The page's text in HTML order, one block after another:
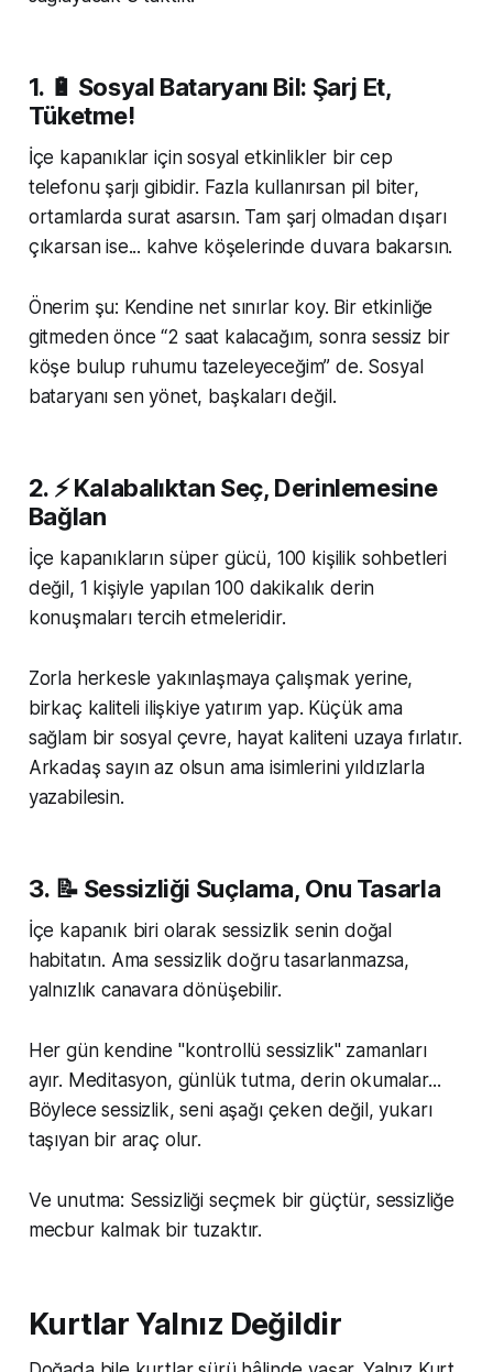
1. 🔋 Sosyal Bataryanı Bil: Şarj Et,
Tüketme!
İçe kapanıklar için sosyal etkinlikler bir cep
telefonu şarjı gibidir. Fazla kullanırsan pil biter,
ortamlarda surat asarsın. Tam şarj olmadan dışarı
çıkarsan ise... kahve köşelerinde duvara bakarsın.
Önerim şu: Kendine net sınırlar koy. Bir etkinliğe
gitmeden önce “2 saat kalacağım, sonra sessiz bir
köşe bulup ruhumu tazeleyeceğim” de. Sosyal
bataryanı sen yönet, başkaları değil.
2. ⚡ Kalabalıktan Seç, Derinlemesine
Bağlan
İçe kapanıkların süper gücü, 100 kişilik sohbetleri
değil, 1 kişiyle yapılan 100 dakikalık derin
konuşmaları tercih etmeleridir.
Zorla herkesle yakınlaşmaya çalışmak yerine,
birkaç kaliteli ilişkiye yatırım yap. Küçük ama
sağlam bir sosyal çevre, hayat kaliteni uzaya fırlatır.
Arkadaş sayın az olsun ama isimlerini yıldızlarla
yazabilesin.
3. 📝 Sessizliği Suçlama, Onu Tasarla
İçe kapanık biri olarak sessizlik senin doğal
habitatın. Ama sessizlik doğru tasarlanmazsa,
yalnızlık canavara dönüşebilir.
Her gün kendine "kontrollü sessizlik" zamanları
ayır. Meditasyon, günlük tutma, derin okumalar...
Böylece sessizlik, seni aşağı çeken değil, yukarı
taşıyan bir araç olur.
Ve unutma: Sessizliği seçmek bir güçtür, sessizliğe
mecbur kalmak bir tuzaktır.
Kurtlar Yalnız Değildir